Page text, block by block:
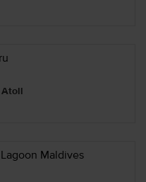
Atoll
Maldives